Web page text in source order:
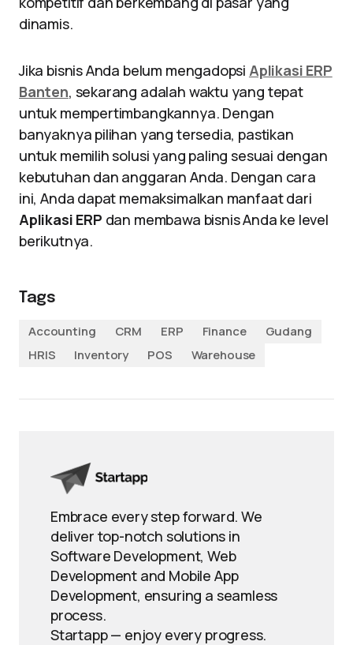
dinamis.
Jika bisnis Anda belum mengadopsi Aplikasi ERP
Banten, sekarang adalah waktu yang tepat
untuk mempertimbangkannya. Dengan
banyaknya pilihan yang tersedia, pastikan
untuk memilih solusi yang paling sesuai dengan
kebutuhan dan anggaran Anda. Dengan cara
ini, Anda dapat memaksimalkan manfaat dari
Aplikasi ERP dan membawa bisnis Anda ke level
berikutnya.
Tags
Accounting
CRM ERP Finance
Gudang
HRIS
Inventory POS Warehouse
Embrace every step forward. We
deliver top-notch solutions in
Software Development, Web
Development and Mobile App
Development, ensuring a seamless
process.
Startapp — enjoy every progress.